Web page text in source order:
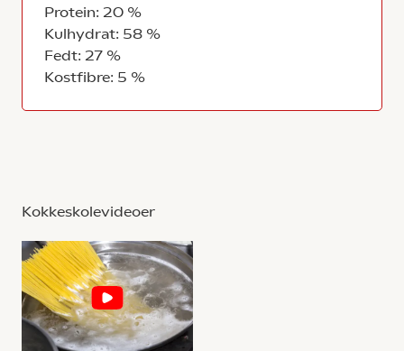
Protein: 20 %
Kulhydrat: 58 %
Fedt: 27 %
Kostfibre: 5 %
Kokkeskolevideoer